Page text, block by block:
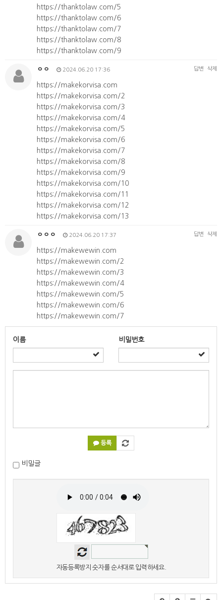
https://thanktolaw.com/5
https://thanktolaw.com/6
https://thanktolaw.com/7
https://thanktolaw.com/8
https://thanktolaw.com/9
ㅇㅇ 2024.06.20 17:36 답변 삭제
https://makekorvisa.com
https://makekorvisa.com/2
https://makekorvisa.com/3
https://makekorvisa.com/4
https://makekorvisa.com/5
https://makekorvisa.com/6
https://makekorvisa.com/7
https://makekorvisa.com/8
https://makekorvisa.com/9
https://makekorvisa.com/10
https://makekorvisa.com/11
https://makekorvisa.com/12
https://makekorvisa.com/13
ㅇㅇㅇ 2024.06.20 17:37 답변 삭제
https://makewewin.com
https://makewewin.com/2
https://makewewin.com/3
https://makewewin.com/4
https://makewewin.com/5
https://makewewin.com/6
https://makewewin.com/7
이름 비밀번호
등록
비밀글
자동등록방지 숫자를 순서대로 입력하세요.